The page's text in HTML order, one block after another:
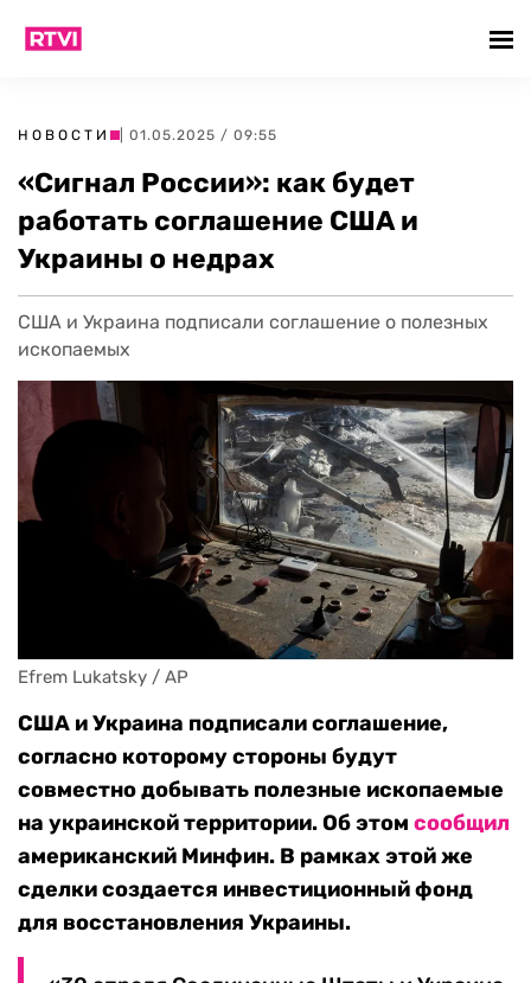
НОВОСТИ | 01.05.2025 / 09:55
«Сигнал России»: как будет
работать соглашение США и
Украины о недрах
США и Украина подписали соглашение о полезных
ископаемых
Efrem Lukatsky / AP
США и Украина подписали соглашение,
согласно которому стороны будут
совместно добывать полезные ископаемые
на украинской территории. Об этом сообщил
американский Минфин. В рамках этой же
сделки создается инвестиционный фонд
для восстановления Украины.